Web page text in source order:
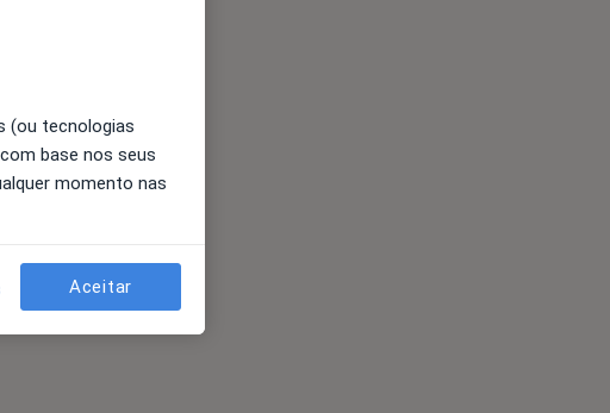
(ou tecnologias
base nos seus
momento nas
Aceitar